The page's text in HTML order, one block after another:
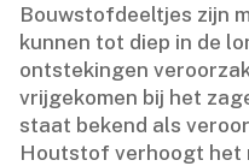
Bouwstofdeeltjes zijn
kunnen tot diep in de
ontstekingen
vrijgekomen bij het
staat bekend als
Houtstof verhoogt het